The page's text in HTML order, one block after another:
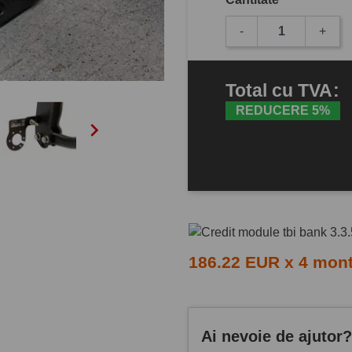

- +
Total cu TVA:
REDUCERE 5%
186.22 EUR x 4
Ai nevoie de